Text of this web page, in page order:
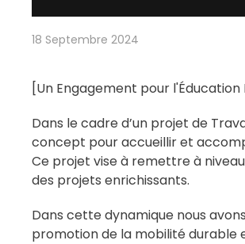
18 Septembre 2024
[Un Engagement pour
Dans le cadre d’un projet de
concept pour accueillir et
Ce projet vise à remettre à
des projets enrichissants.
Dans cette dynamique nous
promotion de la mobilité durable